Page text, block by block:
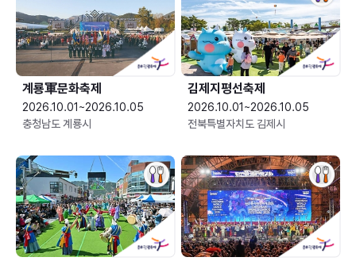
2026.10.01~2026.10.05
충청남도 계룡시
김제지평선축제
2026.10.01~2026.10.05
전북특별자치도 김제시